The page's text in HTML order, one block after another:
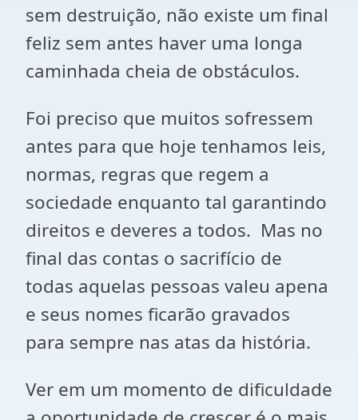
sem destruição, não existe um final
feliz sem antes haver uma longa
caminhada cheia de obstáculos.
Foi preciso que muitos sofressem
antes para que hoje tenhamos leis,
normas, regras que regem a
sociedade enquanto tal garantindo
direitos e deveres a todos. Mas no
final das contas o sacrifício de
todas aquelas pessoas valeu apena
e seus nomes ficarão gravados
para sempre nas atas da história.
Ver em um momento de dificuldade